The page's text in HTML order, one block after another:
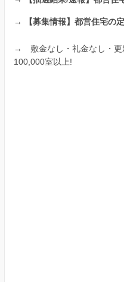
→ 【募集情報】都営住宅の
→ 敷金なし・礼金なし・
100,000室以上!